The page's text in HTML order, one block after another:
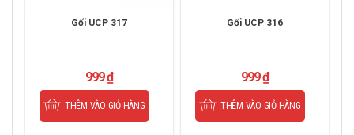
Gối UCP 317
999₫
THÊM VÀO GIỎ HÀNG
Gối UCP 316
999₫
THÊM VÀO GIỎ HÀNG